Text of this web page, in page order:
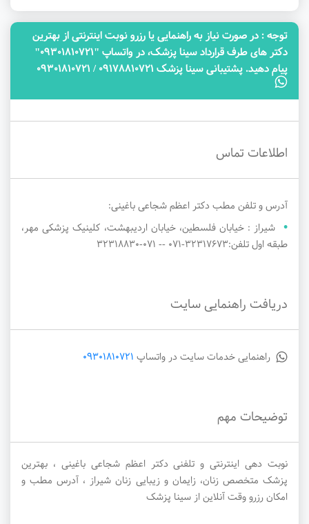
توجه‌ : در صورت نیاز به راهنمایی یا رزرو نوبت اینترنتی از بهترین
دکتر های طرف قرارداد سینا پزشک، در واتساپ "09301810721"
پیام دهید. پشتیبانی سینا پزشک 09178810721 / 09301810721
اطلاعات تماس
آدرس و تلفن مطب دکتر اعظم شجاعی باغینی:
شیراز : خیابان فلسطین، خیابان اردیبهشت، کلینیک پزشکی مهر،
طبقه اول تلفن:۳۲۳۱۷۶۷۳-071 -- ۰۷۱-۳۲۳۱۸۸۳۰
دریافت راهنمایی سایت
راهنمایی خدمات سایت در واتساپ 09301810721
توضیحات مهم
نوبت دهی اینترنتی و تلفنی دکتر اعظم شجاعی باغینی ، بهترین
پزشک متخصص زنان، زایمان و زیبایی زنان شیراز ، آدرس مطب و
امکان رزرو وقت آنلاین از سینا پزشک